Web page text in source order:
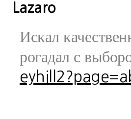
Lazaro
Искал
рогадал с